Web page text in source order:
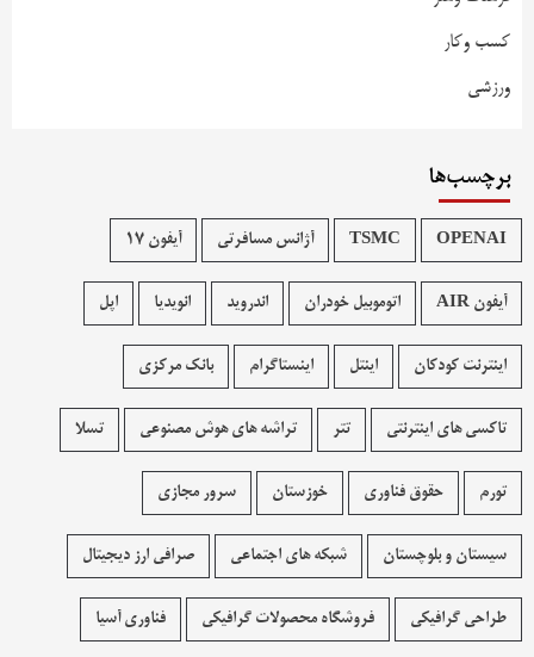
کسب وکار
ورزشی
برچسب‌ها
OPENAI
TSMC آژانس مسافرتی آیفون 17
آیفون AIR اتوموبیل خودران اندروید انویدیا اپل
اینترنت کودکان اینتل اینستاگرام بانک مرکزی
تاکسی های اینترنتی تتر تراشه های هوش مصنوعی تسلا
تورم حقوق فناوری خوزستان سرور مجازی
سیستان و بلوچستان شبکه های اجتماعی صرافی ارز دیجیتال
طراحی گرافیکی فروشگاه محصولات گرافيکی فناوری آسیا